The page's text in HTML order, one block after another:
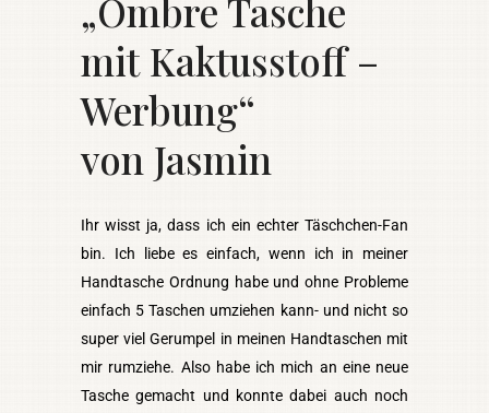
„Ombre Tasche
mit Kaktusstoff –
Werbung“
von Jasmin
Ihr wisst ja, dass ich ein echter Täschchen-Fan
bin. Ich liebe es einfach, wenn ich in meiner
Handtasche Ordnung habe und ohne Probleme
einfach 5 Taschen umziehen kann- und nicht so
super viel Gerumpel in meinen Handtaschen mit
mir rumziehe. Also habe ich mich an eine neue
Tasche gemacht und konnte dabei auch noch